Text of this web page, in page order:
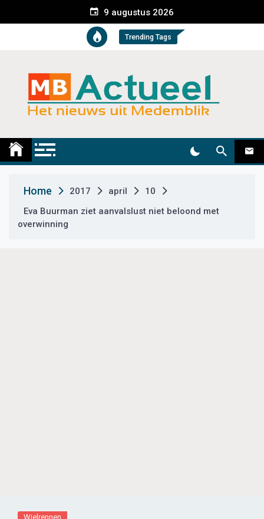
e
t
9 augustus 2026
Trending Tags
Medemblik Actueel
Home 2017 april
10
Eva Buurman ziet aanvalslust niet beloond met
overwinning
Wielrennen